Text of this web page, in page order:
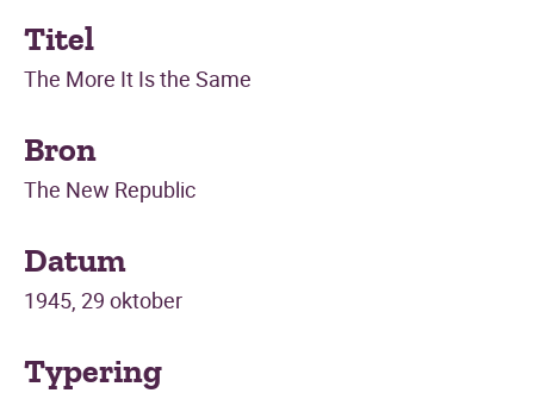
Titel
The More It Is the Same
Bron
The New Republic
Datum
1945, 29 oktober
Typering